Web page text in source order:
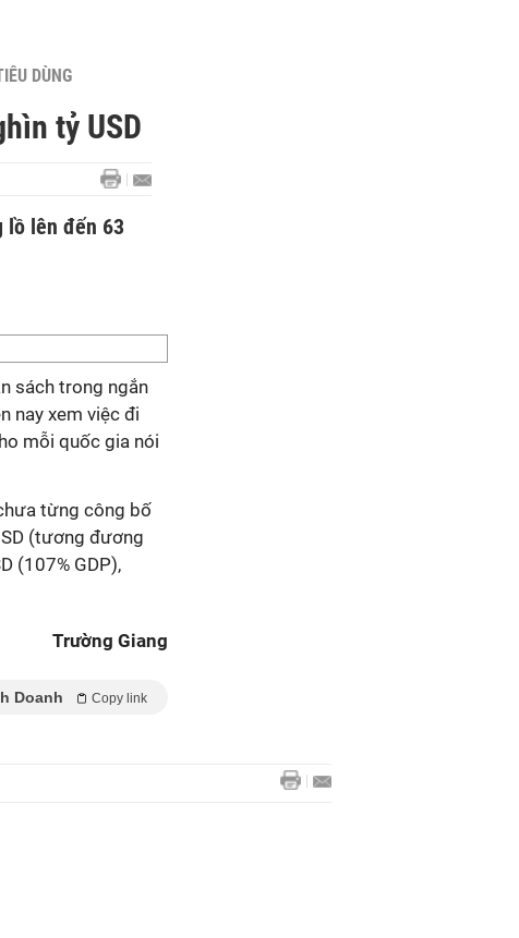
DÙNG
tỷ USD
lồ lên đến 63
sách trong ngắn
nay xem việc đi
mỗi quốc gia nói
từng công bố
(tương đương
(107% GDP),
Trường Giang
Doanh Copy link